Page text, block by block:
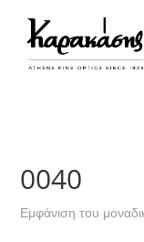
0040
Εμφάνιση του